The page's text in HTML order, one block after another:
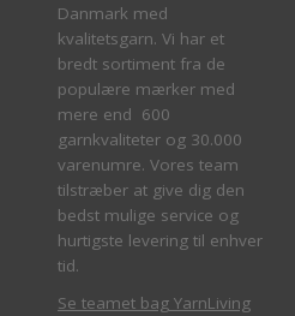
Danmark med
kvalitetsgarn. Vi har et
bredt sortiment fra de
populære mærker med
mere end 600
garnkvaliteter og 30.000
varenumre. Vores team
tilstræber at give dig den
bedst mulige service og
hurtigste levering til enhver
tid.
Se teamet bag YarnLiving